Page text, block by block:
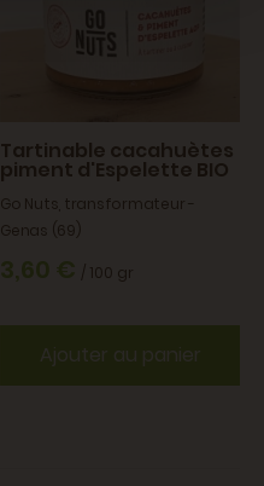
Tartinable cacahuètes
piment d'Espelette BIO
Go Nuts, transformateur -
Genas (69)
3,60 € / 100 gr
Ajouter au panier